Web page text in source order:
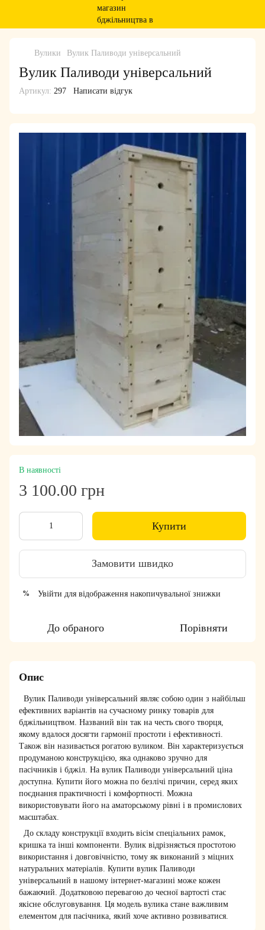
Вулики Вулик Паливоди універсальний
Вулик Паливоди універсальний
Артикул: 297 Написати відгук
В наявності
3 100.00 грн
Купити
Замовити швидко
% Увійти для відображення накопичувальної знижки
До обраного Порівняти
Опис
Вулик Паливоди універсальний являє собою один з найбільш
ефективних варіантів на сучасному ринку товарів для
бджільництвом. Названий він так на честь свого творця,
якому вдалося досягти гармонії простоти і ефективності.
Також він називається рогатою вуликом. Він характеризується
продуманою конструкцією, яка однаково зручно для
пасічників і бджіл. На вулик Паливоди універсальний ціна
доступна. Купити його можна по безлічі причин, серед яких
поєднання практичності і комфортності. Можна
використовувати його на аматорському рівні і в промислових
масштабах.
До складу конструкції входить вісім спеціальних рамок,
кришка та інші компоненти. Вулик відрізняється простотою
використання і довговічністю, тому як виконаний з міцних
натуральних матеріалів. Купити вулик Паливоди
універсальний в нашому інтернет-магазині може кожен
бажаючий. Додатковою перевагою до чесної вартості стає
якісне обслуговування. Ця модель вулика стане важливим
елементом для пасічника, який хоче активно розвиватися.